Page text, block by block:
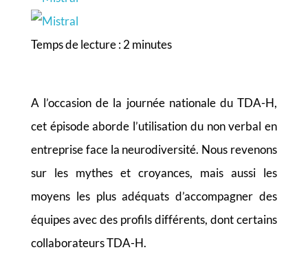
Temps de lecture :2 minutes
A l’occasion de la journée nationale du TDA-H,
cet épisode aborde l’utilisation du non verbal en
entreprise face la neurodiversité. Nous revenons
sur les mythes et croyances, mais aussi les
moyens les plus adéquats d’accompagner des
équipes avec des profils différents, dont certains
collaborateurs TDA-H.